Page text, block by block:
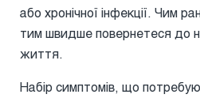
або хронічної інфекції. Чим
тим швидше повернетеся до
життя.
Набір симптомів, що